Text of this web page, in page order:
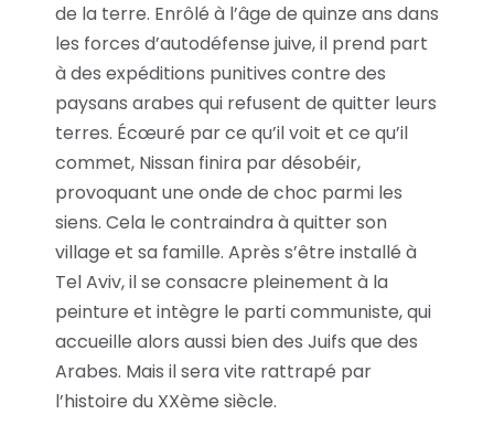
de la terre. Enrôlé à l’âge de quinze ans dans
les forces d’autodéfense juive, il prend part
à des expéditions punitives contre des
paysans arabes qui refusent de quitter leurs
terres. Écœuré par ce qu’il voit et ce qu’il
commet, Nissan finira par désobéir,
provoquant une onde de choc parmi les
siens. Cela le contraindra à quitter son
village et sa famille. Après s’être installé à
Tel Aviv, il se consacre pleinement à la
peinture et intègre le parti communiste, qui
accueille alors aussi bien des Juifs que des
Arabes. Mais il sera vite rattrapé par
l’histoire du XXème siècle.